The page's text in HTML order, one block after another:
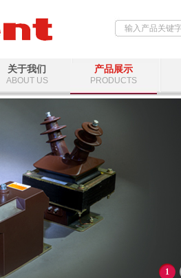
关于我们
ABOUT US
产品展示
PRODUCTS
1